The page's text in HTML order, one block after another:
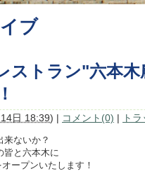
ブ
ストラン"六本
日 18:39) | コメント(0) | ト
来ないか？
皆と六本木に
ープンいたします！